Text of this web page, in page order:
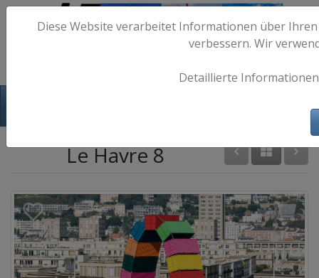
Le Havre 8
Diese Website verarbeitet Informationen über
verbessern. Wir
Detaillierte